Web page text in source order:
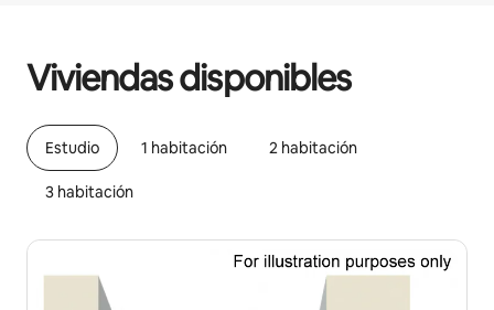
Viviendas disponibles
Estudio 1 habitación 2 habitación
3 habitación